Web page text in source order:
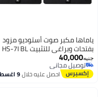
ياماها مكبر صوت أستوديو مزود
بفتحات وبراغي للتثبيت HS-7I BL
أسود/فضي
جنيه40,000
توصيل مجاني
توصيل مجانياحصل عليه خلال9 اغسطس